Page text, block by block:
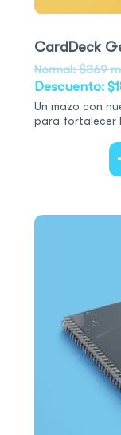
CardDeck
Normal: $369
Descuento:
Un mazo con
para fortalecer